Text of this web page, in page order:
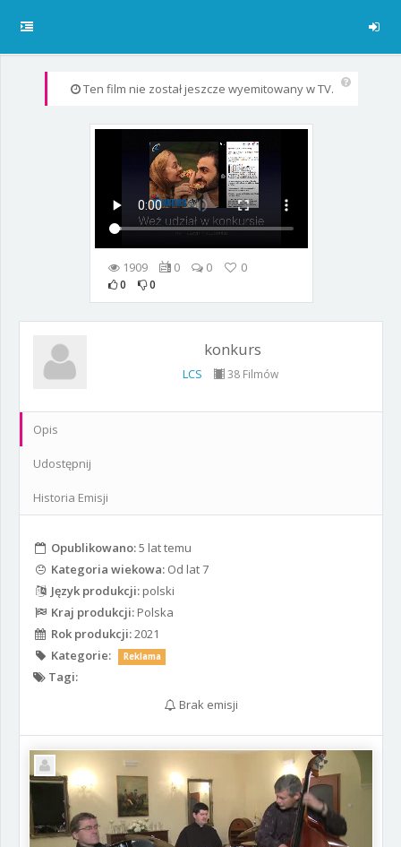
Ten film nie został jeszcze wyemitowany w TV.
1909 0 0 0
0 0
konkurs
LCS 38 Filmów
Opis
Udostępnij
Historia Emisji
Opublikowano:5 lat temu
Kategoria wiekowa:Od lat 7
Język produkcji:polski
Kraj produkcji:Polska
Rok produkcji:2021
Kategorie:
Reklama
Tagi:
Brak emisji